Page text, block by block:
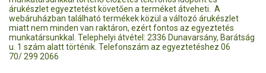
árukészlet egyeztetést követően a terméket átveheti. A
webáruházban található termékek közül a változó árukészlet
miatt nem minden van raktáron, ezért fontos az egyeztetés
munkatársunkkal. Telephelyi átvétel: 2336 Dunavarsány, Barátság
u. 1 szám alatt történik. Telefonszám az egyeztetéshez 06
70/ 299 2066